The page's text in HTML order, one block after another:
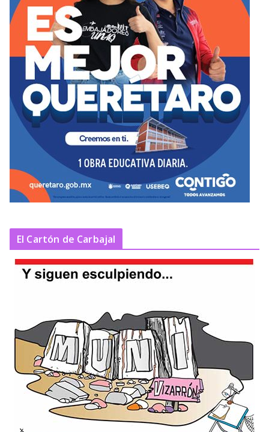
El Cartón de Carbajal